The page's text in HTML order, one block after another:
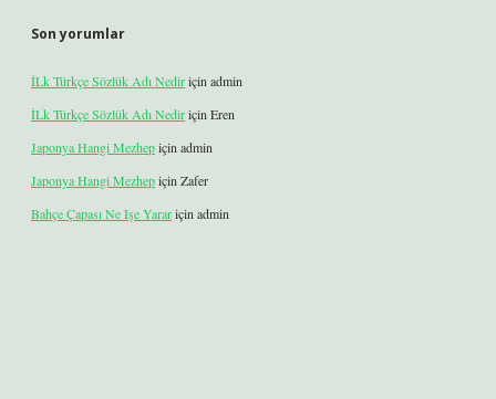
Son yorumlar
İLk Türkçe Sözlük Adı Nediriçin admin
İLk Türkçe Sözlük Adı Nediriçin Eren
Japonya Hangi Mezhepiçin admin
Japonya Hangi Mezhepiçin Zafer
Bahçe Çapası Ne Işe Yarariçin admin